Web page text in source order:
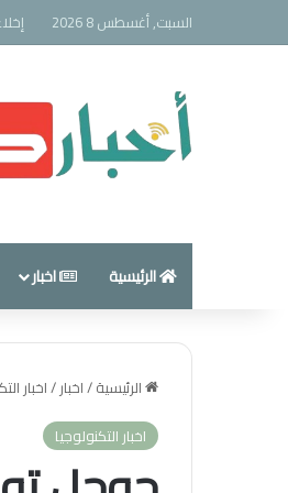
السبت, أغسطس 8 2026
الرئيسية اخبار
الرئيسية/اخبار/اخبار
اخبار التكنولوجيا